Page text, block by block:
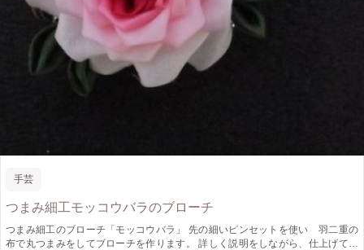
手芸
つまみ細工モッコウバラのブローチ
つまみ細工のブローチ「モッコウバラ」 先の細いピンセットを使い 羽二重の
布で丸つまみをしてブローチを作ります。 詳しく説明をしながら、仕上げてゆ